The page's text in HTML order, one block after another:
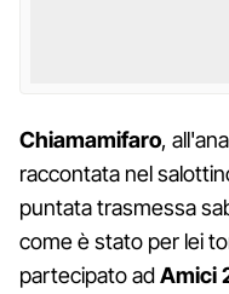
Chiamamifaro,
raccontata nel
puntata trasmessa
come è stato per lei
partecipato adAmici